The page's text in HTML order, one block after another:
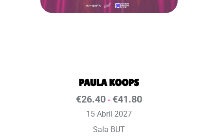
PAULA KOOPS
€26.40 - €41.80
15 Abril 2027
Sala BUT